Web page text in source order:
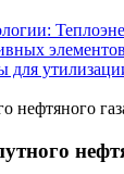
для
нефтяного